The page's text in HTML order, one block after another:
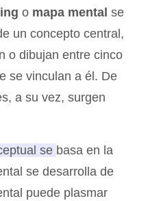
o mapa mental se
un concepto central,
o dibujan entre cinco
se vinculan a él. De
a su vez, surgen
se basa en la
se desarrolla de
puede plasmar